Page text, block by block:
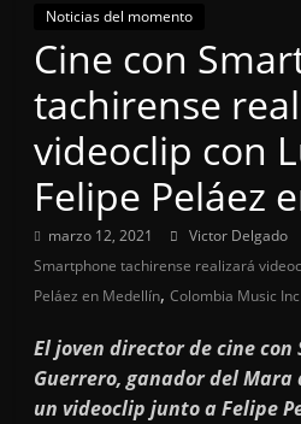
Music
Inc
Noticias del momento
Cine con
tachirense
videoclip con
Felipe Peláez
marzo 12, 2021 Victor Delgado
Smartphone tachirense realizará
Peláez en Medellín,Colombia Music Inc
El joven director de cine con
Guerrero, ganador del Mara
un videoclip junto a Felipe